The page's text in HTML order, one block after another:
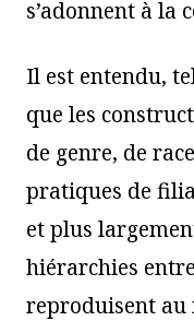
s’adonnent à la
Il est entendu,
que les
de genre, de
pratiques de
et plus
hiérarchies
reproduisent au